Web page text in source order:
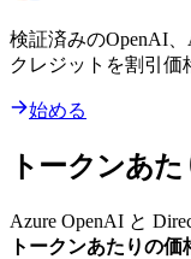
検証済みのOpenAI、
クレジットを割引価
始める
トークンあ
Azure OpenAI と
トークンあたりの価